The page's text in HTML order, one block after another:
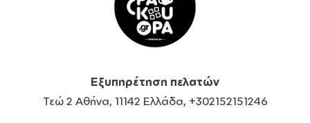
Εξυπηρέτηση πελατών
Τεώ 2 Αθήνα, 11142 Ελλάδα, +302152151246